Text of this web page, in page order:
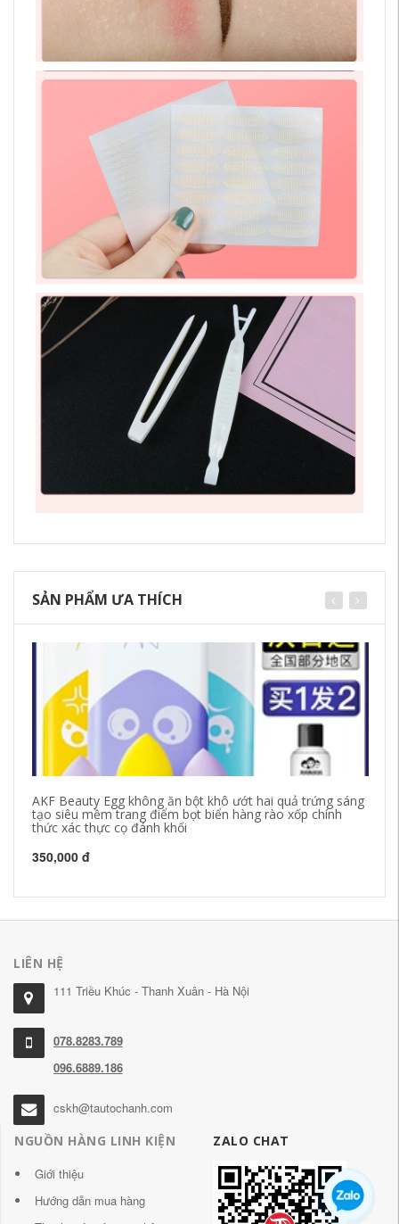
SẢN PHẨM ƯA THÍCH
AKF Beauty Egg không ăn bột khô ướt hai quả trứng sáng
tạo siêu mềm trang điểm bọt biển hàng rào xốp chính
thức xác thực cọ đánh khối
350,000 đ
LIÊN HỆ
111 Triều Khúc - Thanh Xuân - Hà Nội
078.8283.789
096.6889.186
cskh@tautochanh.com
NGUỒN HÀNG LINH KIỆN
Giới thiệu
Hướng dẫn mua hàng
ZALO CHAT